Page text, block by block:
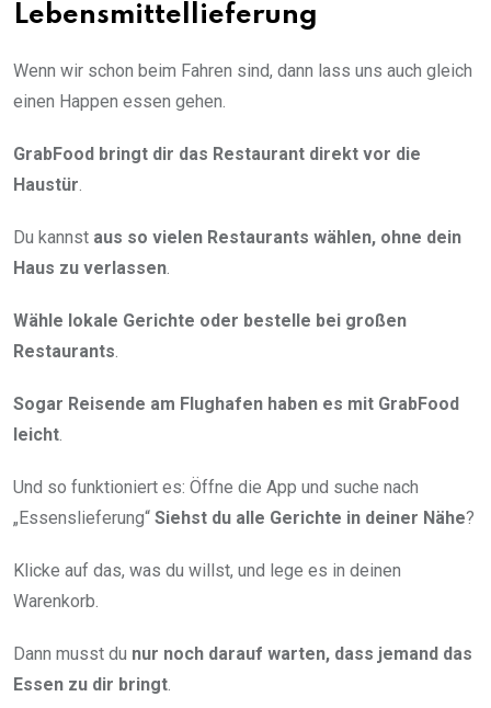
Lebensmittellieferung
Wenn wir schon beim Fahren sind, dann lass uns auch gleich
einen Happen essen gehen.
GrabFood bringt dir das Restaurant direkt vor die
Haustür
Du kannst aus so vielen Restaurants wählen, ohne dein
Haus zu verlassen
Wähle lokale Gerichte oder bestelle bei großen
Restaurants
Sogar Reisende am Flughafen haben es mit GrabFood
leicht
Und so funktioniert es: Öffne die App und suche nach
„Essenslieferung“ Siehst du alle Gerichte in deiner Nähe?
Klicke auf das, was du willst, und lege es in deinen
Warenkorb.
Dann musst du nur noch darauf warten, dass jemand das
Essen zu dir bringt